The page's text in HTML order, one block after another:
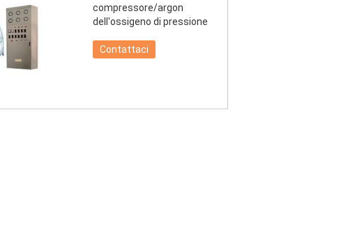
compressore/argon
dell'ossigeno di pressione
Contattaci